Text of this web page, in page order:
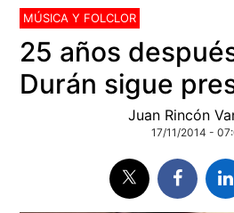
MÚSICA Y FOLCLOR
25 años
Durán sigue
Juan Rincón
17/11/2014 -